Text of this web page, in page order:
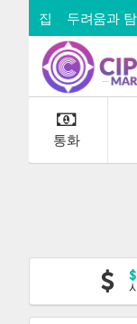
집 두려움과
통화